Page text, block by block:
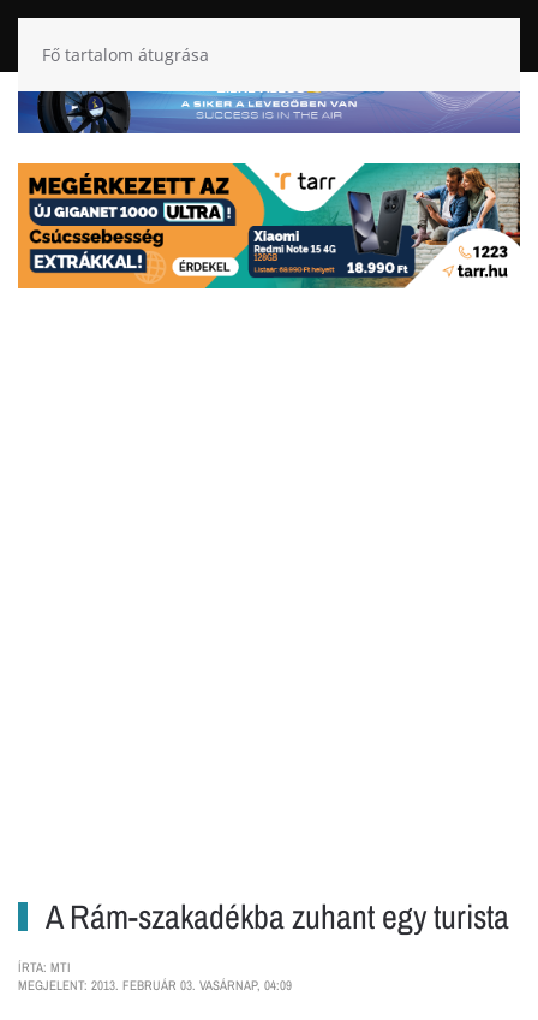
Fő tartalom átugrása
A Rám-szakadékba zuhant egy turista
ÍRTA: MTI
MEGJELENT: 2013. FEBRUÁR 03. VASÁRNAP, 04:09